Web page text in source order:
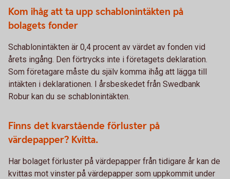
Kom ihåg att ta upp schablonintäkten på
bolagets fonder
Schablonintäkten är 0,4 procent av värdet av fonden vid
årets ingång. Den förtrycks inte i företagets deklaration.
Som företagare måste du själv komma ihåg att lägga till
intäkten i deklarationen. I årsbeskedet från Swedbank
Robur kan du se schablonintäkten.
Finns det kvarstående förluster på
värdepapper? Kvitta.
Har bolaget förluster på värdepapper från tidigare år kan de
kvittas mot vinster på värdepapper som uppkommit under